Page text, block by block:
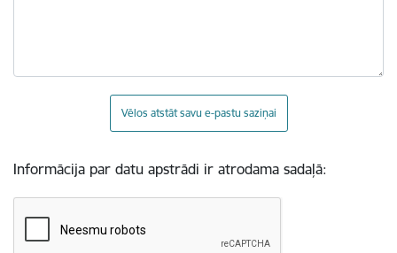
Vēlos atstāt savu e-pastu saziņai
Informācija par datu apstrādi ir atrodama sadaļā: